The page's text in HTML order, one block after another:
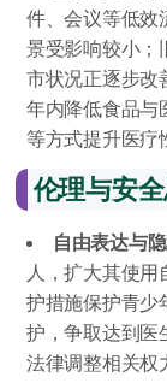
件、会议等低效
景受影响较小；
市状况正逐步改
年内降低食品与
等方式提升医疗
伦理与安
自由表达与隐
人，扩大其使
护措施保护青少
护，争取达到医
法律调整相关权